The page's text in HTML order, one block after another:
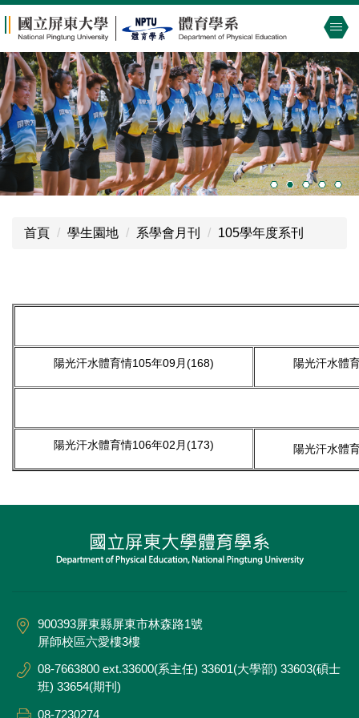
到
主
要
內
容
區
首頁 學生園地 系學會月刊 105學年度系刊
陽光汗水體育情105年09月(168) 陽光汗水體
陽光汗水體育情106年02月(173) 陽光汗水體
900393屏東縣屏東市林森路1號
屏師校區六愛樓3樓
08-7663800 ext.33600(系主任) 33601(大學部) 33603(碩士
班) 33654(期刊)
08-7230274